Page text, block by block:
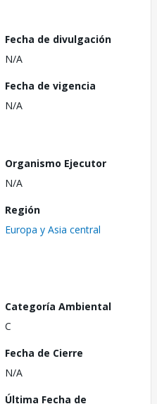
Fecha de divulgación
N/A
Fecha de vigencia
N/A
Organismo Ejecutor
N/A
Región
Europa y Asia central
Categoría Ambiental
C
Fecha de Cierre
N/A
Última Fecha de